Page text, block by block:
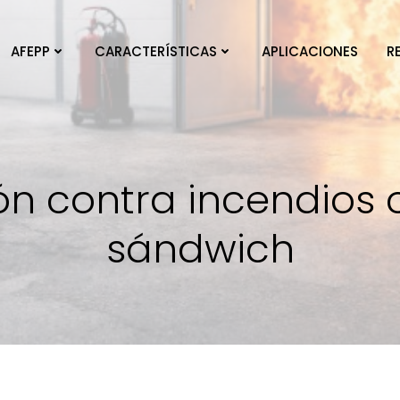
AFEPP CARACTERÍSTICAS APLICACIONES
contra incendios
sándwich